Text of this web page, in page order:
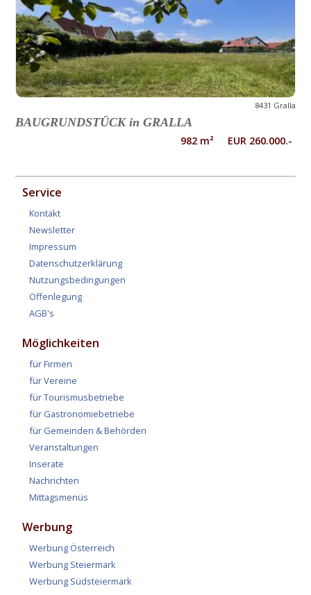
8431 Gralla
BAUGRUNDSTÜCK in GRALLA
982 m² EUR 260.000.-
Service
Kontakt
Newsletter
Impressum
Datenschutzerklärung
Nutzungsbedingungen
Offenlegung
AGB's
Möglichkeiten
für Firmen
für Vereine
für Tourismusbetriebe
für Gastronomiebetriebe
für Gemeinden & Behörden
Veranstaltungen
Inserate
Nachrichten
Mittagsmenüs
Werbung
Werbung Österreich
Werbung Steiermark
Werbung Südsteiermark